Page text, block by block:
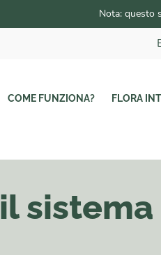
Nota: questo
COME FUNZIONA? FLORA